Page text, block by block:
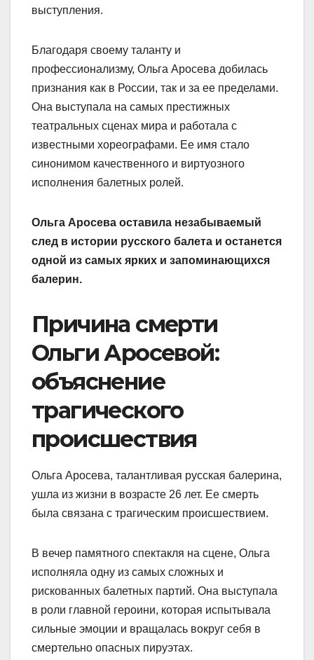
выступления.
Благодаря своему таланту и
профессионализму, Ольга Аросева добилась
признания как в России, так и за ее пределами.
Она выступала на самых престижных
театральных сценах мира и работала с
известными хореографами. Ее имя стало
синонимом качественного и виртуозного
исполнения балетных ролей.
Ольга Аросева оставила незабываемый
след в истории русского балета и останется
одной из самых ярких и запоминающихся
балерин.
Причина смерти
Ольги Аросевой:
объяснение
трагического
происшествия
Ольга Аросева, талантливая русская балерина,
ушла из жизни в возрасте 26 лет. Ее смерть
была связана с трагическим происшествием.
В вечер памятного спектакля на сцене, Ольга
исполняла одну из самых сложных и
рискованных балетных партий. Она выступала
в роли главной героини, которая испытывала
сильные эмоции и вращалась вокруг себя в
смертельно опасных пируэтах.